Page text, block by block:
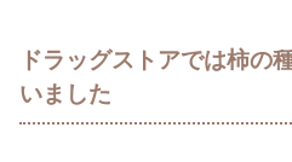
ドラッグストアでは柿の
いました